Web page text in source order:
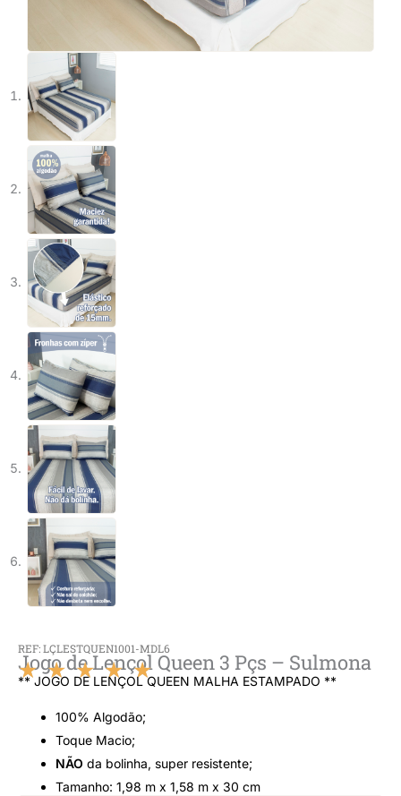
REF: LÇLESTQUEN1001-MDL6
Jogo de Lençol Queen 3 Pçs – Sulmona
★ ★ ★ ★ ★
Classificado
5
** JOGO DE LENÇOL QUEEN MALHA ESTAMPADO **
100% Algodão;
Toque Macio;
NÃO da bolinha, super resistente;
Tamanho: 1,98 m x 1,58 m x 30 cm